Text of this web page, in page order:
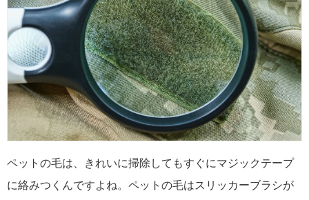
ペットの毛は、きれいに掃除してもすぐにマジックテープ
に絡みつくんですよね。ペットの毛はスリッカーブラシが